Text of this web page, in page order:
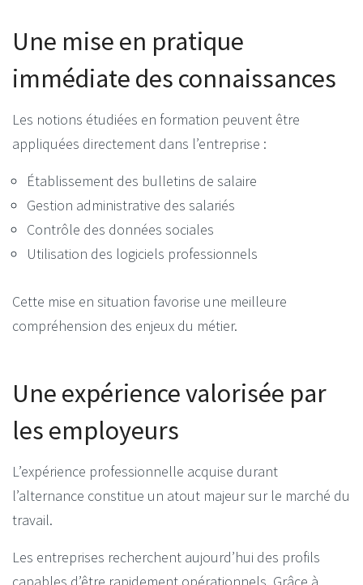
Une mise en pratique
immédiate des connaissances
Les notions étudiées en formation peuvent être
appliquées directement dans l’entreprise :
Établissement des bulletins de salaire
Gestion administrative des salariés
Contrôle des données sociales
Utilisation des logiciels professionnels
Cette mise en situation favorise une meilleure
compréhension des enjeux du métier.
Une expérience valorisée par
les employeurs
L’expérience professionnelle acquise durant
l’alternance constitue un atout majeur sur le marché du
travail.
Les entreprises recherchent aujourd’hui des profils